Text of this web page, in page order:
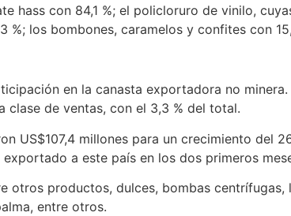
hass con 84,1 %; el policloruro de vinilo,
%; los bombones, caramelos y confites con
en la canasta exportadora no
clase de ventas, con el 3,3 % del total.
US$107,4 millones para un crecimiento del
a este país en los dos primeros
otros productos, dulces, bombas
entre otros.